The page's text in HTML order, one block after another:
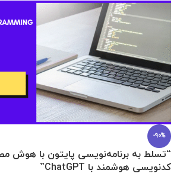
-90%
“تسلط به برنامه‌نویسی پایتون با هوش
کدنویسی هوشمند با ChatGPT”